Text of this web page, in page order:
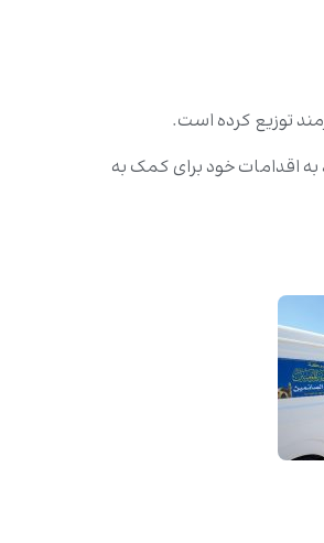
اقدامات خود برای کمک به